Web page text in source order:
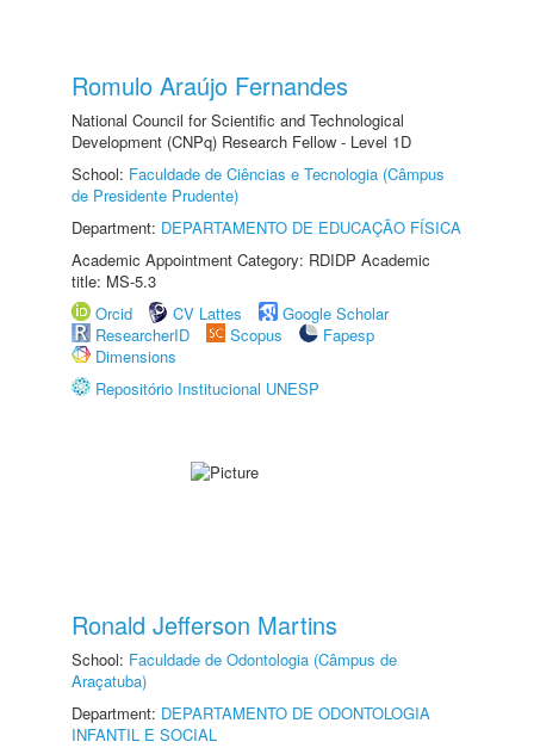
Romulo Araújo Fernandes
National Council for Scientific and Technological
Development (CNPq) Research Fellow - Level 1D
School: Faculdade de Ciências e Tecnologia (Câmpus
de Presidente Prudente)
Department: DEPARTAMENTO DE EDUCAÇÃO FÍSICA
Academic Appointment Category: RDIDP Academic
title: MS-5.3
Orcid
CV Lattes
Google Scholar
ResearcherID
Scopus
Fapesp
Dimensions
Repositório Institucional UNESP
Ronald Jefferson Martins
School: Faculdade de Odontologia (Câmpus de
Araçatuba)
Department: DEPARTAMENTO DE ODONTOLOGIA
INFANTIL E SOCIAL